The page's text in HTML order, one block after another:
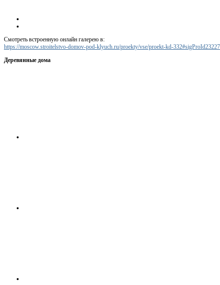
Смотреть встроенную онлайн галерею в:
https://moscow.stroitelstvo-domov-pod-klyuch.ru/proekty/vse/proekt-kd-
Деревянные дома